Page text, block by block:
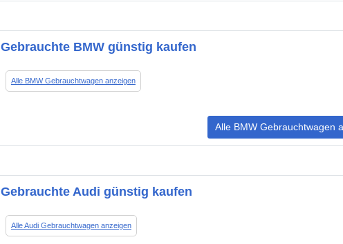
Gebrauchte BMW günstig kaufen
Alle BMW Gebrauchtwagen anzeigen
Alle BMW Gebrauchtwagen
Gebrauchte Audi günstig kaufen
Alle Audi Gebrauchtwagen anzeigen